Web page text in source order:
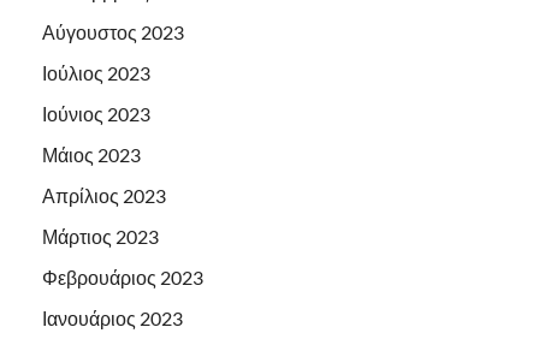
Αύγουστος 2023
Ιούλιος 2023
Ιούνιος 2023
Μάιος 2023
Απρίλιος 2023
Μάρτιος 2023
Φεβρουάριος 2023
Ιανουάριος 2023